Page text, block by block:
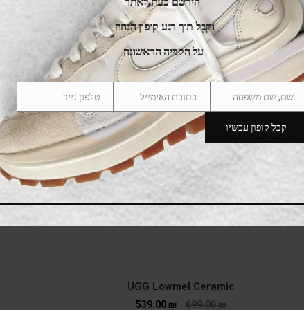
SALE
UGG Lowmel Ceramic
699.00₪
539.00 ₪
וקבל תוך רגע קופון הנחה
על הקנייה הראשונה
Name
שם, שם משפחה Email
Phone
Number
טלפון נייד
קבל קופון עכשיו